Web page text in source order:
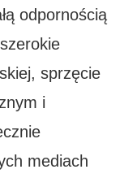
odpornością
sprzęcie
i
mediach